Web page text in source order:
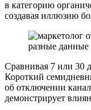
в категорию
создавая иллюзию
разные данные
Сравнивая 7 или 30
Короткий
об отключении
демонстрирует